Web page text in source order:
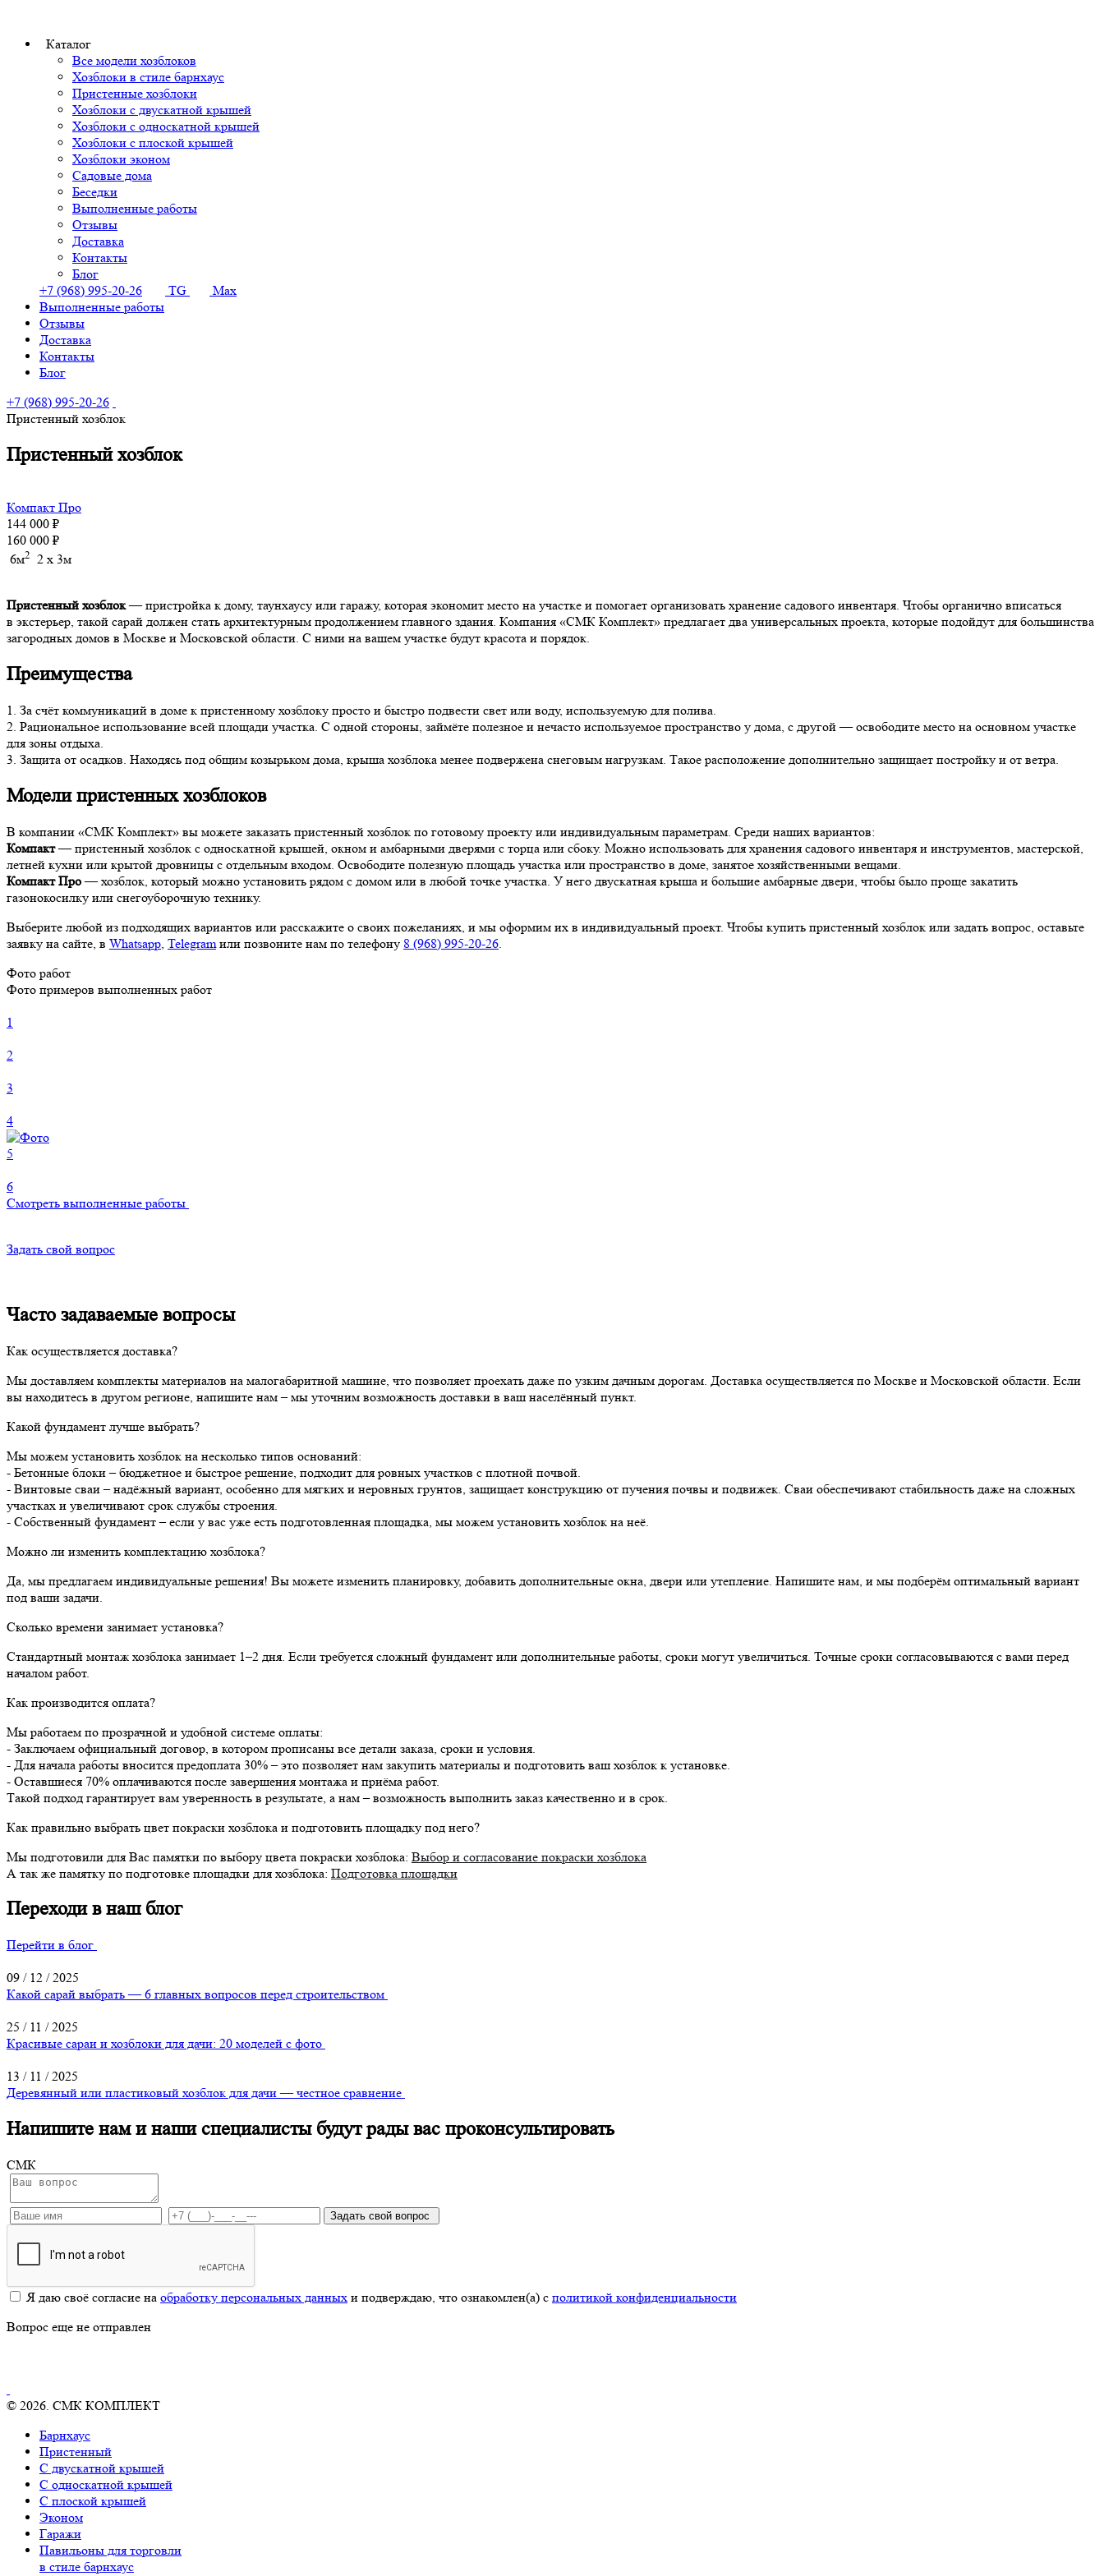
Каталог
Все модели хозблоков
Хозблоки в стиле барнхаус
Пристенные хозблоки
Хозблоки с двускатной крышей
Хозблоки с односкатной крышей
Хозблоки с плоской крышей
Хозблоки эконом
Садовые дома
Беседки
Выполненные работы
Отзывы
Доставка
Контакты
Блог
+7 (968) 995-20-26
TG
Max
Выполненные работы
Отзывы
Доставка
Контакты
Блог
+7 (968) 995-20-26
Пристенный хозблок
Пристенный хозблок
Компакт Про
144 000 ₽
160 000 ₽
6м2 2 x 3м
Пристенный хозблок— пристройка к дому, таунхаусу или гаражу, которая экономит место на участке и помогает организовать хранение садового инвентаря. Чтобы органично вписаться
в экстерьер, такой сарай должен стать архитектурным продолжением главного здания. Компания «СМК Комплект» предлагает два универсальных проекта, которые подойдут для большинства
загородных домов в Москве и Московской области. С ними на вашем участке будут красота и порядок.
Преимущества
1. За счёт коммуникаций в доме к пристенному хозблоку просто и быстро подвести свет или воду, используемую для полива.
2. Рациональное использование всей площади участка. С одной стороны, займёте полезное и нечасто используемое пространство у дома, с другой — освободите место на основном участке
для зоны отдыха.
3. Защита от осадков. Находясь под общим козырьком дома, крыша хозблока менее подвержена снеговым нагрузкам. Такое расположение дополнительно защищает постройку и от ветра.
Модели пристенных хозблоков
В компании «СМК Комплект» вы можете заказать пристенный хозблок по готовому проекту или индивидуальным параметрам. Среди наших вариантов:
Компакт— пристенный хозблок с односкатной крышей, окном и амбарными дверями с торца или сбоку. Можно использовать для хранения садового инвентаря и инструментов, мастерской,
летней кухни или крытой дровницы с отдельным входом. Освободите полезную площадь участка или пространство в доме, занятое хозяйственными вещами.
Компакт Про— хозблок, который можно установить рядом с домом или в любой точке участка. У него двускатная крыша и большие амбарные двери, чтобы было проще закатить
газонокосилку или снегоуборочную технику.
Выберите любой из подходящих вариантов или расскажите о своих пожеланиях, и мы оформим их в индивидуальный проект. Чтобы купить пристенный хозблок или задать вопрос, оставьте
заявку на сайте, в Whatsapp Telegram или позвоните нам по телефону 8 (968) 995-20-26
Фото работ
Фото примеров выполненных работ
1
2
3
4
5
6
Смотреть выполненные работы
Задать свой вопрос
Часто задаваемые вопросы
Как осуществляется доставка?
Мы доставляем комплекты материалов на малогабаритной машине, что позволяет проехать даже по узким дачным дорогам. Доставка осуществляется по Москве и Московской области. Если
вы находитесь в другом регионе, напишите нам – мы уточним возможность доставки в ваш населённый пункт.
Какой фундамент лучше выбрать?
Мы можем установить хозблок на несколько типов оснований:
- Бетонные блоки – бюджетное и быстрое решение, подходит для ровных участков с плотной почвой.
- Винтовые сваи – надёжный вариант, особенно для мягких и неровных грунтов, защищает конструкцию от пучения почвы и подвижек. Сваи обеспечивают стабильность даже на сложных
участках и увеличивают срок службы строения.
- Собственный фундамент – если у вас уже есть подготовленная площадка, мы можем установить хозблок на неё.
Можно ли изменить комплектацию хозблока?
Да, мы предлагаем индивидуальные решения! Вы можете изменить планировку, добавить дополнительные окна, двери или утепление. Напишите нам, и мы подберём оптимальный вариант
под ваши задачи.
Сколько времени занимает установка?
Стандартный монтаж хозблока занимает 1–2 дня. Если требуется сложный фундамент или дополнительные работы, сроки могут увеличиться. Точные сроки согласовываются с вами перед
началом работ.
Как производится оплата?
Мы работаем по прозрачной и удобной системе оплаты:
- Заключаем официальный договор, в котором прописаны все детали заказа, сроки и условия.
- Для начала работы вносится предоплата 30% – это позволяет нам закупить материалы и подготовить ваш хозблок к установке.
- Оставшиеся 70% оплачиваются после завершения монтажа и приёма работ.
Такой подход гарантирует вам уверенность в результате, а нам – возможность выполнить заказ качественно и в срок.
Как правильно выбрать цвет покраски хозблока и подготовить площадку под него?
Мы подготовили для Вас памятки по выбору цвета покраски хозблока: Выбор и согласование покраски хозблока
А так же памятку по подготовке площадки для хозблока: Подготовка площадки
Переходи в наш блог
Перейти в блог
09 / 12 / 2025
Какой сарай выбрать — 6 главных вопросов перед строительством
25 / 11 / 2025
Красивые сараи и хозблоки для дачи: 20 моделей с фото
13 / 11 / 2025
Деревянный или пластиковый хозблок для дачи — честное сравнение
Напишите нам и наши специалисты будут рады вас проконсультировать
СМК
Задать свой вопрос
Я даю своё согласие на обработку персональных данных и подверждаю, что ознакомлен(а) с политикой конфиденциальности
Вопрос еще не отправлен
© 2026. СМК КОМПЛЕКТ
Барнхаус
Пристенный
С двускатной крышей
С односкатной крышей
С плоской крышей
Эконом
Гаражи
Павильоны для торговли
в стиле барнхаус